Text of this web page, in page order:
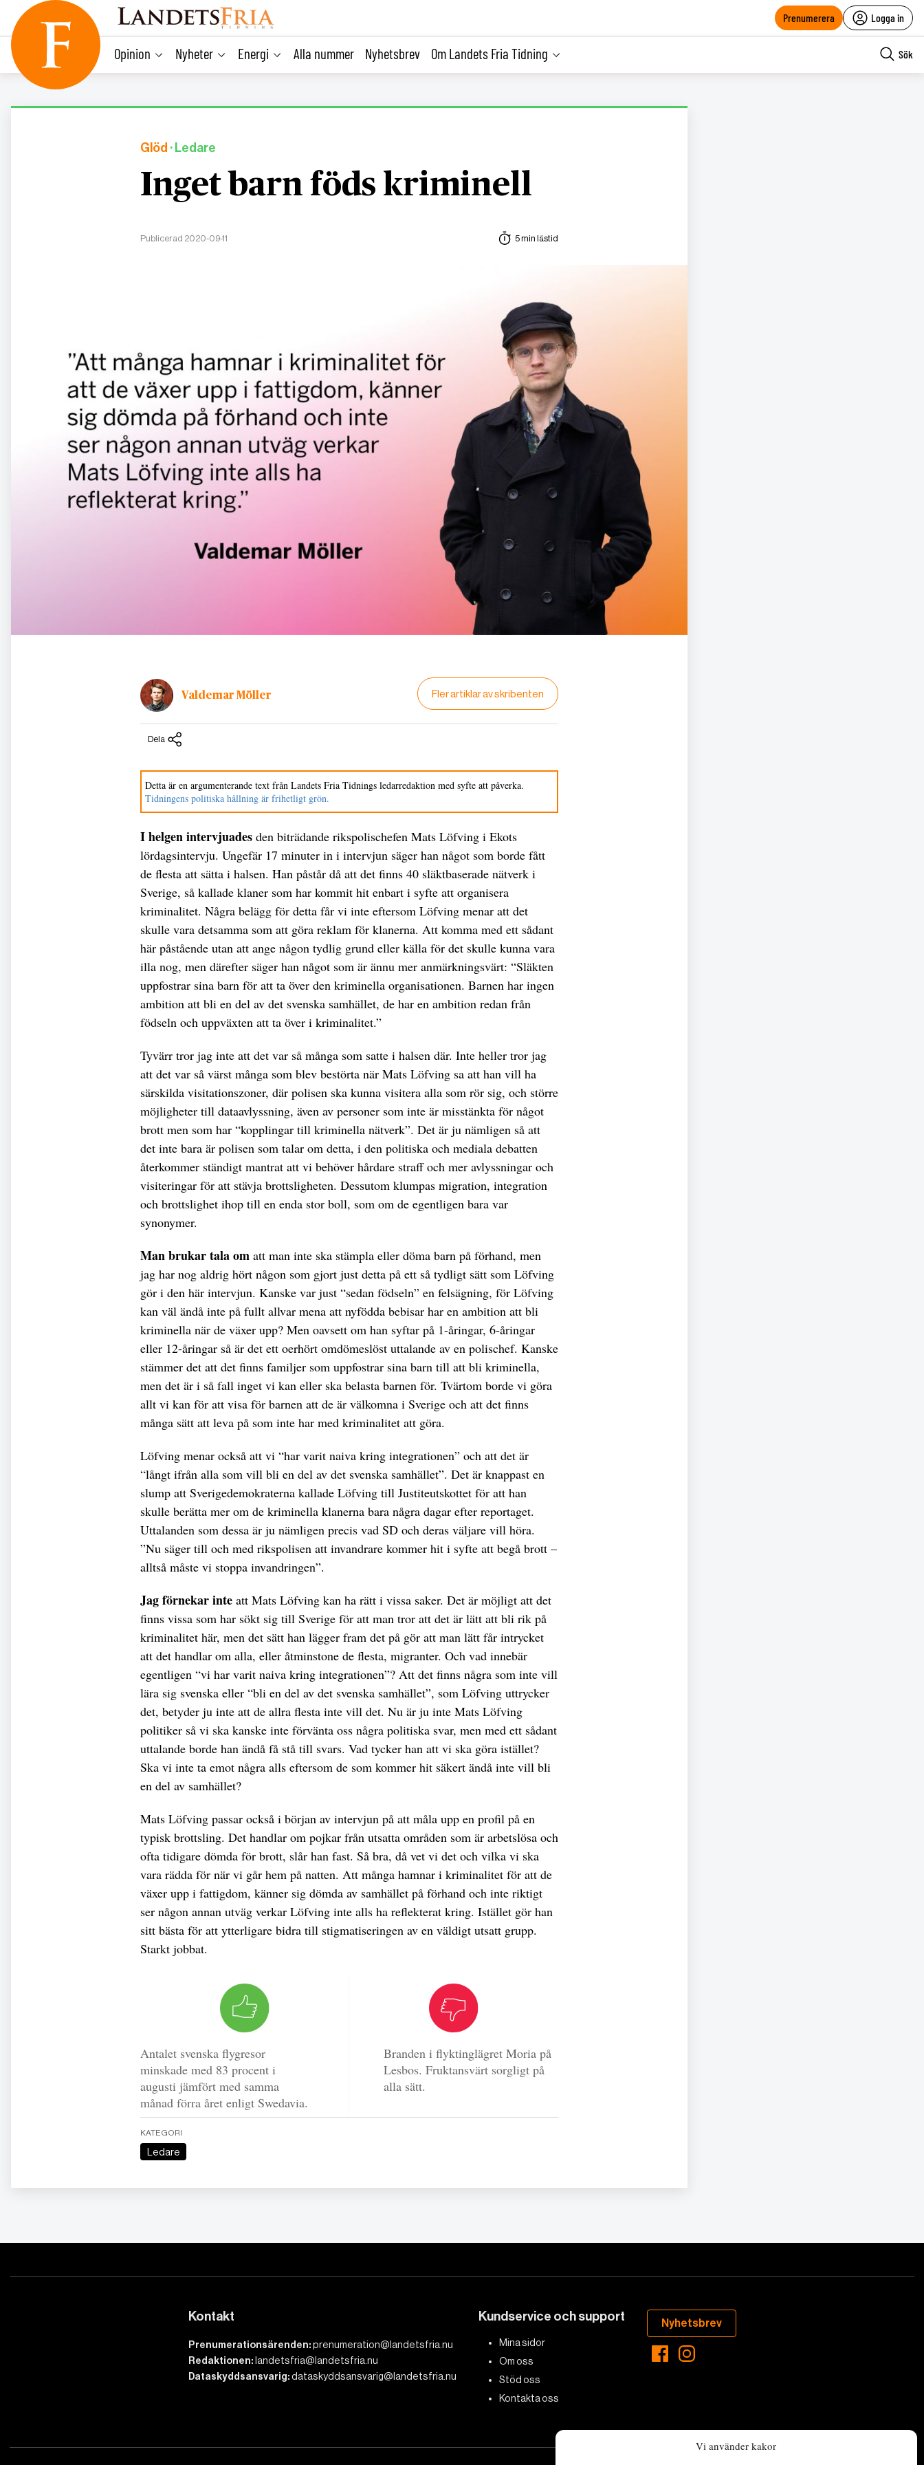
Vi använder kakor
content
Prenumerera Logga in
Opinion Nyheter Energi Alla nummer Nyhetsbrev Om Landets Fria Tidning Sök
Glöd · Ledare
Inget barn föds kriminell
Publicerad 2020-09-11 5 min lästid
Valdemar Möller Fler artiklar av skribenten
Dela
Detta är en argumenterande text från Landets Fria Tidnings ledarredaktion med syfte att påverka.
Tidningens politiska hållning är frihetligt grön.
I helgen intervjuades den biträdande rikspolischefen Mats Löfving i Ekots
lördagsintervju. Ungefär 17 minuter in i intervjun säger han något som borde fått
de flesta att sätta i halsen. Han påstår då att det finns 40 släktbaserade nätverk i
Sverige, så kallade klaner som har kommit hit enbart i syfte att organisera
kriminalitet. Några belägg för detta får vi inte eftersom Löfving menar att det
skulle vara detsamma som att göra reklam för klanerna. Att komma med ett sådant
här påstående utan att ange någon tydlig grund eller källa för det skulle kunna vara
illa nog, men därefter säger han något som är ännu mer anmärkningsvärt: “Släkten
uppfostrar sina barn för att ta över den kriminella organisationen. Barnen har ingen
ambition att bli en del av det svenska samhället, de har en ambition redan från
födseln och uppväxten att ta över i kriminalitet.”
Tyvärr tror jag inte att det var så många som satte i halsen där. Inte heller tror jag
att det var så värst många som blev bestörta när Mats Löfving sa att han vill ha
särskilda visitationszoner, där polisen ska kunna visitera alla som rör sig, och större
möjligheter till dataavlyssning, även av personer som inte är misstänkta för något
brott men som har “kopplingar till kriminella nätverk”. Det är ju nämligen så att
det inte bara är polisen som talar om detta, i den politiska och mediala debatten
återkommer ständigt mantrat att vi behöver hårdare straff och mer avlyssningar och
visiteringar för att stävja brottsligheten. Dessutom klumpas migration, integration
och brottslighet ihop till en enda stor boll, som om de egentligen bara var
synonymer.
Man brukar tala om att man inte ska stämpla eller döma barn på förhand, men
jag har nog aldrig hört någon som gjort just detta på ett så tydligt sätt som Löfving
gör i den här intervjun. Kanske var just “sedan födseln” en felsägning, för Löfving
kan väl ändå inte på fullt allvar mena att nyfödda bebisar har en ambition att bli
kriminella när de växer upp? Men oavsett om han syftar på 1-åringar, 6-åringar
eller 12-åringar så är det ett oerhört omdömeslöst uttalande av en polischef. Kanske
stämmer det att det finns familjer som uppfostrar sina barn till att bli kriminella,
men det är i så fall inget vi kan eller ska belasta barnen för. Tvärtom borde vi göra
allt vi kan för att visa för barnen att de är välkomna i Sverige och att det finns
många sätt att leva på som inte har med kriminalitet att göra.
Löfving menar också att vi “har varit naiva kring integrationen” och att det är
“långt ifrån alla som vill bli en del av det svenska samhället”. Det är knappast en
slump att Sverigedemokraterna kallade Löfving till Justiteutskottet för att han
skulle berätta mer om de kriminella klanerna bara några dagar efter reportaget.
Uttalanden som dessa är ju nämligen precis vad SD och deras väljare vill höra.
”Nu säger till och med rikspolisen att invandrare kommer hit i syfte att begå brott –
alltså måste vi stoppa invandringen”.
Jag förnekar inte att Mats Löfving kan ha rätt i vissa saker. Det är möjligt att det
finns vissa som har sökt sig till Sverige för att man tror att det är lätt att bli rik på
kriminalitet här, men det sätt han lägger fram det på gör att man lätt får intrycket
att det handlar om alla, eller åtminstone de flesta, migranter. Och vad innebär
egentligen “vi har varit naiva kring integrationen”? Att det finns några som inte vill
lära sig svenska eller “bli en del av det svenska samhället”, som Löfving uttrycker
det, betyder ju inte att de allra flesta inte vill det. Nu är ju inte Mats Löfving
politiker så vi ska kanske inte förvänta oss några politiska svar, men med ett sådant
uttalande borde han ändå få stå till svars. Vad tycker han att vi ska göra istället?
Ska vi inte ta emot några alls eftersom de som kommer hit säkert ändå inte vill bli
en del av samhället?
Mats Löfving passar också i början av intervjun på att måla upp en profil på en
typisk brottsling. Det handlar om pojkar från utsatta områden som är arbetslösa och
ofta tidigare dömda för brott, slår han fast. Så bra, då vet vi det och vilka vi ska
vara rädda för när vi går hem på natten. Att många hamnar i kriminalitet för att de
växer upp i fattigdom, känner sig dömda av samhället på förhand och inte riktigt
ser någon annan utväg verkar Löfving inte alls ha reflekterat kring. Istället gör han
sitt bästa för att ytterligare bidra till stigmatiseringen av en väldigt utsatt grupp.
Starkt jobbat.
Antalet svenska flygresor
minskade med 83 procent i
augusti jämfört med samma
månad förra året enligt Swedavia.
Branden i flyktinglägret Moria på
Lesbos. Fruktansvärt sorgligt på
alla sätt.
KATEGORI
Ledare
Kontakt
Prenumerationsärenden:prenumeration@landetsfria.nu
Redaktionen: landetsfria@landetsfria.nu
Dataskyddsansvarig:dataskyddsansvarig@landetsfria.nu
Kundservice och support
Mina sidor
Om oss
Stöd oss
Kontakta oss
Nyhetsbrev